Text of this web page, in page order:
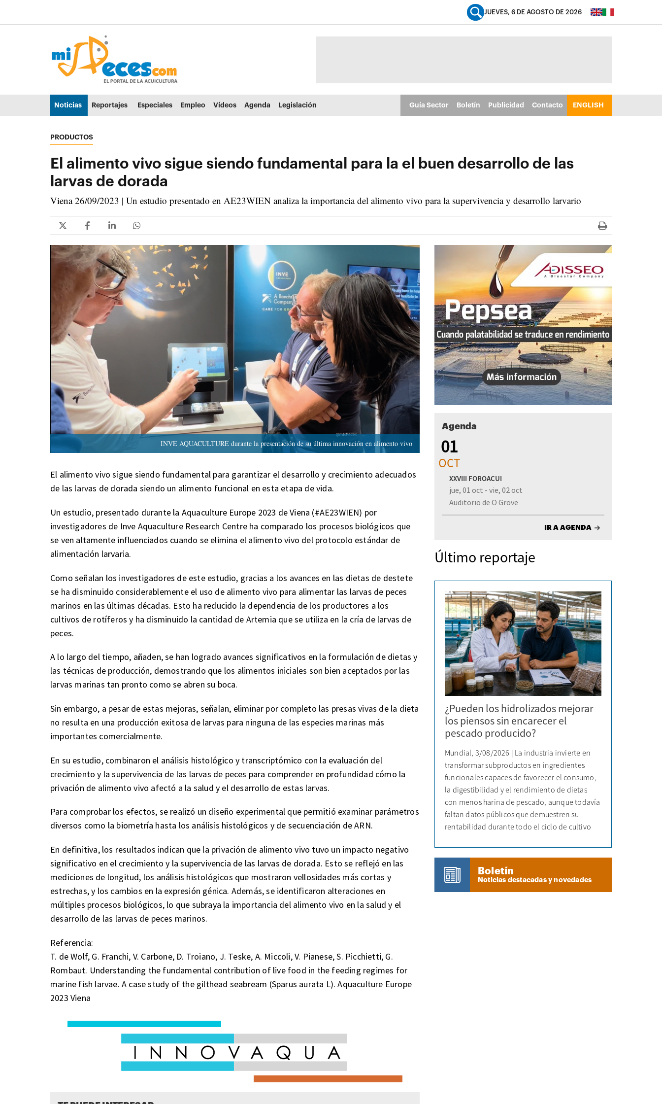
Ir al menú principal (alt + u)
JUEVES, 6 DE AGOSTO DE 2026
Noticias Reportajes Especiales Empleo Vídeos Agenda Legislación Guía Sector Boletín Publicidad Contacto ENGLISH
PRODUCTOS
El alimento vivo sigue siendo fundamental para la el buen desarrollo de las
larvas de dorada
Viena 26/09/2023 | Un estudio presentado en AE23WIEN analiza la importancia del alimento vivo para la supervivencia y desarrollo larvario
INVE AQUACULTURE durante la presentación de su última innovación en alimento vivo
El alimento vivo sigue siendo fundamental para garantizar el desarrollo y crecimiento adecuados
de las larvas de dorada siendo un alimento funcional en esta etapa de vida.
Un estudio, presentado durante la Aquaculture Europe 2023 de Viena (#AE23WIEN) por
investigadores de Inve Aquaculture Research Centre ha comparado los procesos biológicos que
se ven altamente influenciados cuando se elimina el alimento vivo del protocolo estándar de
alimentación larvaria.
Como señalan los investigadores de este estudio, gracias a los avances en las dietas de destete
se ha disminuido considerablemente el uso de alimento vivo para alimentar las larvas de peces
marinos en las últimas décadas. Esto ha reducido la dependencia de los productores a los
cultivos de rotíferos y ha disminuido la cantidad de Artemia que se utiliza en la cría de larvas de
peces.
A lo largo del tiempo, añaden, se han logrado avances significativos en la formulación de dietas y
las técnicas de producción, demostrando que los alimentos iniciales son bien aceptados por las
larvas marinas tan pronto como se abren su boca.
Sin embargo, a pesar de estas mejoras, señalan, eliminar por completo las presas vivas de la dieta
no resulta en una producción exitosa de larvas para ninguna de las especies marinas más
importantes comercialmente.
En su estudio, combinaron el análisis histológico y transcriptómico con la evaluación del
crecimiento y la supervivencia de las larvas de peces para comprender en profundidad cómo la
privación de alimento vivo afectó a la salud y el desarrollo de estas larvas.
Para comprobar los efectos, se realizó un diseño experimental que permitió examinar parámetros
diversos como la biometría hasta los análisis histológicos y de secuenciación de ARN.
En definitiva, los resultados indican que la privación de alimento vivo tuvo un impacto negativo
significativo en el crecimiento y la supervivencia de las larvas de dorada. Esto se reflejó en las
mediciones de longitud, los análisis histológicos que mostraron vellosidades más cortas y
estrechas, y los cambios en la expresión génica. Además, se identificaron alteraciones en
múltiples procesos biológicos, lo que subraya la importancia del alimento vivo en la salud y el
desarrollo de las larvas de peces marinos.
Referencia:
T. de Wolf, G. Franchi, V. Carbone, D. Troiano, J. Teske, A. Miccoli, V. Pianese, S. Picchietti, G.
Rombaut. Understanding the fundamental contribution of live food in the feeding regimes for
marine fish larvae. A case study of the gilthead seabream (Sparus aurata L). Aquaculture Europe
2023 Viena
Agenda
01
OCT
XXVIII FOROACUI
jue, 01 oct - vie, 02 oct
Auditorio de O Grove
IR A AGENDA
Último reportaje
¿Pueden los hidrolizados mejorar
los piensos sin encarecer el
pescado producido?
Mundial, 3/08/2026 | La industria invierte en
transformar subproductos en ingredientes
funcionales capaces de favorecer el consumo,
la digestibilidad y el rendimiento de dietas
con menos harina de pescado, aunque todavía
faltan datos públicos que demuestren su
rentabilidad durante todo el ciclo de cultivo
Boletín
Noticias destacadas y novedades